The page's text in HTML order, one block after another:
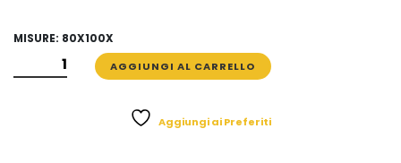
MISURE: 80X100X
SPECCHIO
CON
AGGIUNGI AL CARRELLO
Aggiungi ai Preferiti